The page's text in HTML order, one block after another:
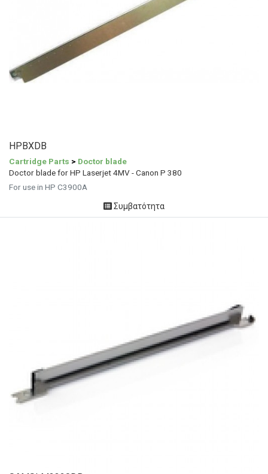
HPBXDB
Cartridge Parts > Doctor blade
Doctor blade for HP Laserjet 4MV - Canon P 380
For use in HP C3900A
Συμβατότητα